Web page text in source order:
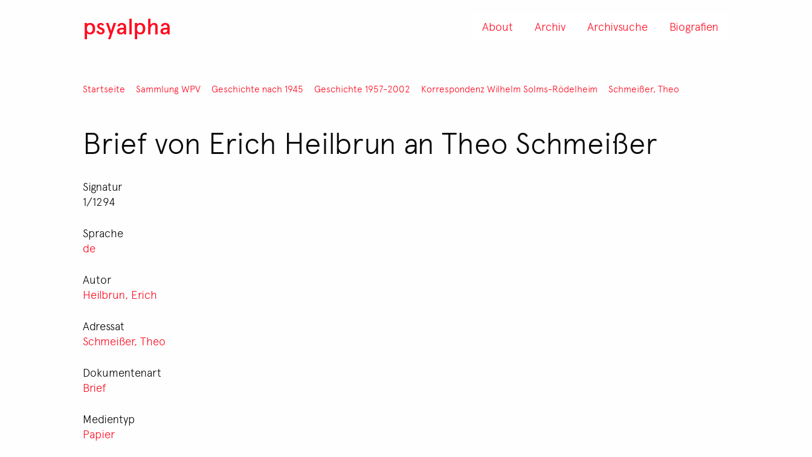
psyalpha About Archiv Archivsuche Biografien
Pfadnavigation
Startseite Sammlung WPV Geschichte nach 1945 Geschichte 1957-2002 Korrespondenz Wilhelm Solms-Rödelheim Schmeißer, Theo
Brief von Erich Heilbrun an Theo Schmeißer
Signatur
1/1294
Sprache
de
Autor
Heilbrun, Erich
Adressat
Schmeißer, Theo
Dokumentenart
Brief
Medientyp
Papier